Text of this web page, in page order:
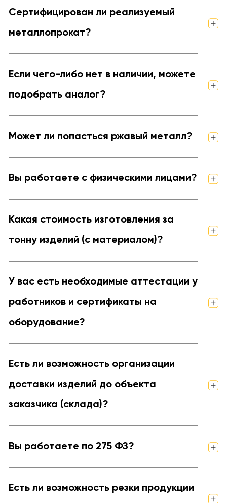
Сертифицирован ли реализуемый
металлопрокат?
Если чего-либо нет в наличии, можете
подобрать аналог?
Может ли попасться ржавый металл?
Вы работаете с физическими лицами?
Какая стоимость изготовления за
тонну изделий (с материалом)?
У вас есть необходимые аттестации у
работников и сертификаты на
оборудование?
Есть ли возможность организации
доставки изделий до объекта
заказчика (склада)?
Вы работаете по 275 ФЗ?
Есть ли возможность резки продукции